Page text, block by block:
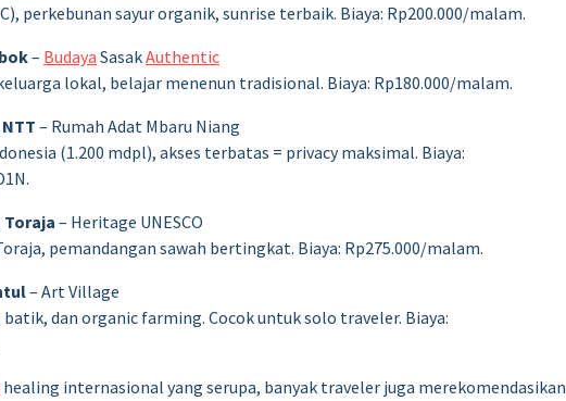
perkebunan sayur organik, sunrise terbaik. Biaya: Rp200.000/malam.
– Budaya SasakAuthentic
lokal, belajar menenun tradisional. Biaya: Rp180.000/malam.
– Rumah Adat Mbaru Niang
(1.200 mdpl), akses terbatas = privacy maksimal. Biaya:
Toraja – Heritage UNESCO
pemandangan sawah bertingkat. Biaya: Rp275.000/malam.
– Art Village
dan organic farming. Cocok untuk solo traveler. Biaya:
healing internasional yang serupa, banyak traveler juga merekomendasikan